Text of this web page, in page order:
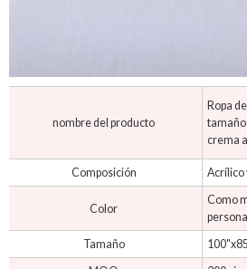
nombre del producto
Ropa
tamaño
crema
Composición Acrílico
Color
Como
Tamaño